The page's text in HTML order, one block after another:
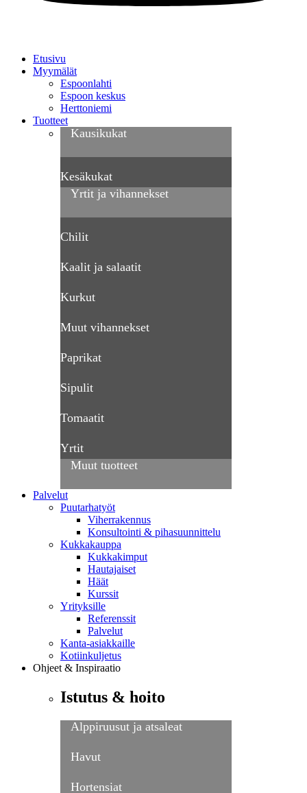
Etusivu
Myymälät
Espoonlahti
Espoon keskus
Herttoniemi
Tuotteet
Kausikukat
Kesäkukat
Yrtit ja vihannekset
Chilit
Kaalit ja salaatit
Kurkut
Muut vihannekset
Paprikat
Sipulit
Tomaatit
Yrtit
Muut tuotteet
Palvelut
Puutarhatyöt
Viherrakennus
Konsultointi & pihasuunnittelu
Kukkakauppa
Kukkakimput
Hautajaiset
Häät
Kurssit
Yrityksille
Referenssit
Palvelut
Kanta-asiakkaille
Kotiinkuljetus
Ohjeet & Inspiraatio
Istutus & hoito
Alppiruusut ja atsaleat
Havut
Hortensiat